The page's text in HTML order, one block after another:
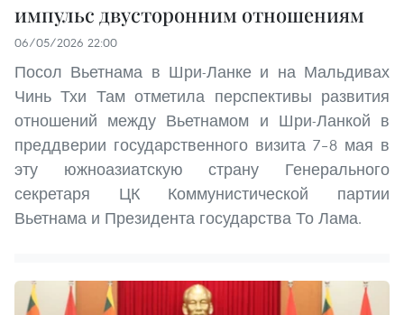
импульс двусторонним отношениям
06/05/2026 22:00
Посол Вьетнама в Шри-Ланке и на Мальдивах
Чинь Тхи Там отметила перспективы развития
отношений между Вьетнамом и Шри-Ланкой в
преддверии государственного визита 7–8 мая в
эту южноазиатскую страну Генерального
секретаря ЦК Коммунистической партии
Вьетнама и Президента государства То Лама.